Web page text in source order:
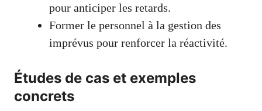
pour anticiper les retards.
Former le personnel à la gestion des
imprévus pour renforcer la réactivité.
Études de cas et exemples
concrets